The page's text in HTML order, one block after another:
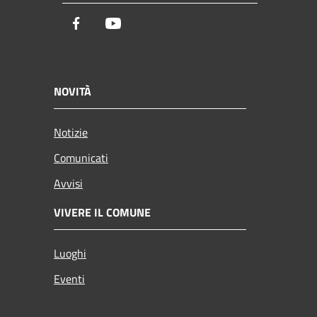
Facebook
NOVITÀ
Notizie
Comunicati
Avvisi
VIVERE IL COMUNE
Luoghi
Eventi